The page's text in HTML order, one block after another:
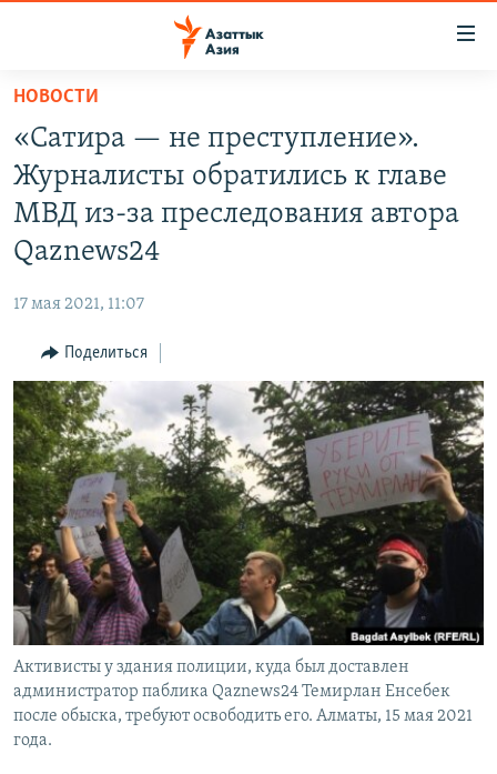
Вернуться
основному
содержанию
Вернутся
главной
Вернутся
поиску
КАЗАХСТАН
КЫРГЫЗСТАН
НОВОСТИ
ВОЙНА В УКРАИНЕ
НА ДРУГИХ ЯЗЫКАХ
ЎЗБЕКЧА
ТОҶИКӢ
TÜRKMENÇE
ПОДПИШИТЕСЬ НА НАС В СОЦСЕТЯХ
Все сайты РСЕ/РС
НОВОСТИ
«Сатира — не преступление».
Журналисты обратились к главе
МВД из-за преследования автора
Qaznews24
17 мая 2021, 11:07
Поделиться
Активисты у здания полиции, куда был доставлен
администратор паблика Qaznews24 Темирлан Енсебек
после обыска, требуют освободить его. Алматы, 15 мая 2021
года.